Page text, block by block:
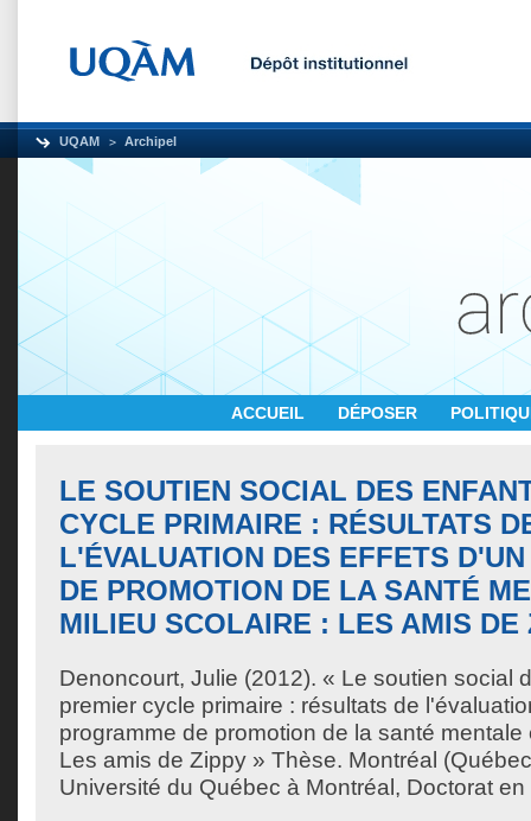
UQAM Archipel
ACCUEIL DÉPOSER
LE SOUTIEN SOCIAL DES
CYCLE PRIMAIRE : RÉSULTATS
L'ÉVALUATION DES EFFETS
DE PROMOTION DE LA SANTÉ
MILIEU SCOLAIRE : LES AMIS DE
Denoncourt, Julie (2012). « Le soutien social
premier cycle primaire : résultats de
programme de promotion de la santé mentale
Les amis de Zippy » Thèse. Montréal
Université du Québec à Montréal, Doctorat